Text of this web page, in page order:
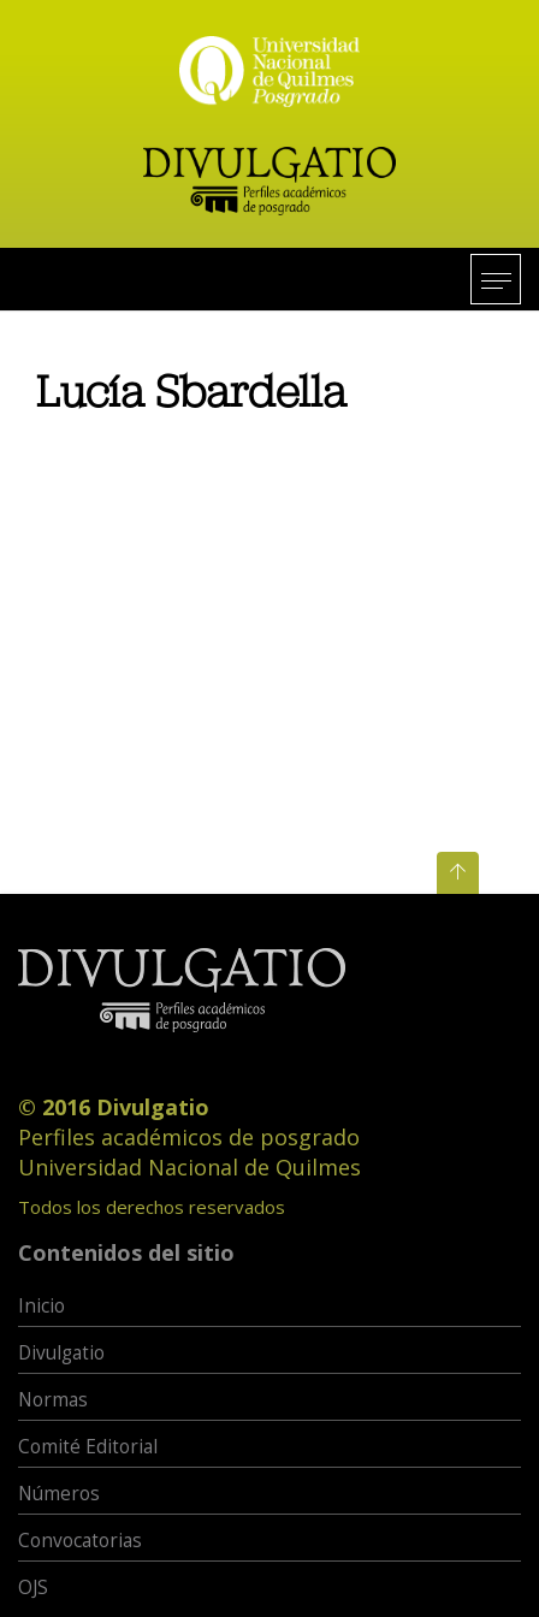
Lucía Sbardella
© 2016 Divulgatio
Perfiles académicos de posgrado
Universidad Nacional de Quilmes
Todos los derechos reservados
Contenidos del sitio
Inicio
Divulgatio
Normas
Comité Editorial
Números
Convocatorias
OJS